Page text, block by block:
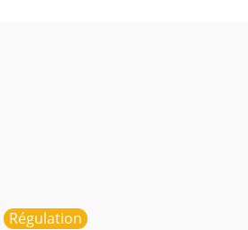
Régulation